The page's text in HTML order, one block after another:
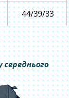
44/39/33
середнього